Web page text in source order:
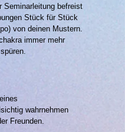
Seminarleitung befreist
Stück für Stück
von deinen Mustern.
immer mehr
wahrnehmen
Freunden.